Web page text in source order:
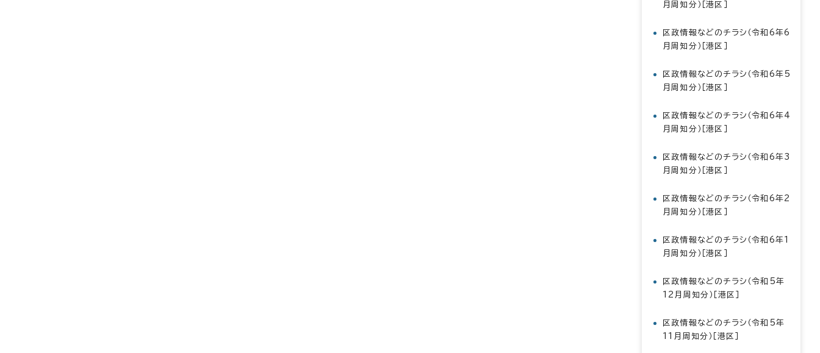
月周知分）［港区］
区政情報などのチラシ（令和6年6
月周知分）［港区］
区政情報などのチラシ（令和6年5
月周知分）［港区］
区政情報などのチラシ（令和6年4
月周知分）［港区］
区政情報などのチラシ（令和6年3
月周知分）［港区］
区政情報などのチラシ（令和6年2
月周知分）［港区］
区政情報などのチラシ（令和6年1
月周知分）［港区］
区政情報などのチラシ（令和5年
12月周知分）［港区］
区政情報などのチラシ（令和5年
11月周知分）［港区］